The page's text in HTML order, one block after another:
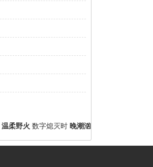
温柔野火 数字熄灭时 晚潮汹